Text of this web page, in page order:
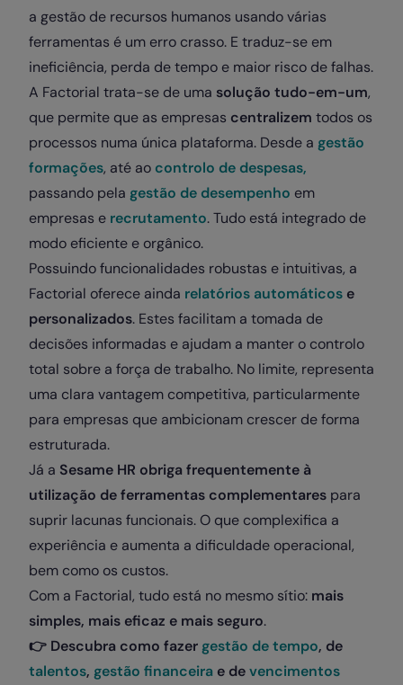
a gestão de recursos humanos usando várias
ferramentas é um erro crasso. E traduz-se em
ineficiência, perda de tempo e maior risco de falhas.
A Factorial trata-se de uma solução tudo-em-um,
que permite que as empresas centralizem todos os
processos numa única plataforma. Desde a gestão
formações, até ao controlo de despesas,
passando pela gestão de desempenho em
empresas e recrutamento. Tudo está integrado de
modo eficiente e orgânico.
Possuindo funcionalidades robustas e intuitivas, a
Factorial oferece ainda relatórios automáticos e
personalizados. Estes facilitam a tomada de
decisões informadas e ajudam a manter o controlo
total sobre a força de trabalho. No limite, representa
uma clara vantagem competitiva, particularmente
para empresas que ambicionam crescer de forma
estruturada.
Já a Sesame HR obriga frequentemente à
utilização de ferramentas complementares para
suprir lacunas funcionais. O que complexifica a
experiência e aumenta a dificuldade operacional,
bem como os custos.
Com a Factorial, tudo está no mesmo sítio: mais
simples, mais eficaz e mais seguro.
👉 Descubra como fazer gestão de tempo, de
talentos, gestão financeira e devencimentos